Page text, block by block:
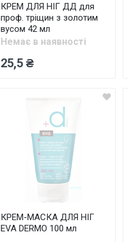
КРЕМ ДЛЯ НІГ ДД для
проф. тріщин з золотим
вусом 42 мл
Немає в наявності
25,5 ₴
КРЕМ-МАСКА ДЛЯ НІГ
EVA DERMO 100 мл